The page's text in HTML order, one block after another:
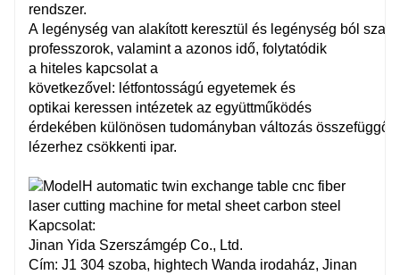
rendszer.
A legénység van alakított keresztül és legénység ból
professzorok, valamint a azonos idő, folytatódik
a hiteles kapcsolat a
következővel: létfontosságú egyetemek és
optikai keressen intézetek az együttműködés
érdekében különösen tudományban változás összefüggő
lézerhez csökkenti ipar.
Kapcsolat:
Jinan Yida Szerszámgép Co., Ltd.
Cím: J1 304 szoba, hightech Wanda irodaház, Jinan